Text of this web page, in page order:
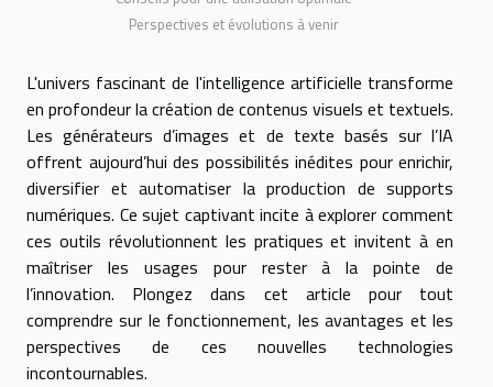
Perspectives et évolutions à venir
L'univers fascinant de l'intelligence artificielle transforme
en profondeur la création de contenus visuels et textuels.
Les générateurs d’images et de texte basés sur l’IA
offrent aujourd’hui des possibilités inédites pour enrichir,
diversifier et automatiser la production de supports
numériques. Ce sujet captivant incite à explorer comment
ces outils révolutionnent les pratiques et invitent à en
maîtriser les usages pour rester à la pointe de
l’innovation. Plongez dans cet article pour tout
comprendre sur le fonctionnement, les avantages et les
perspectives de ces nouvelles technologies
incontournables.